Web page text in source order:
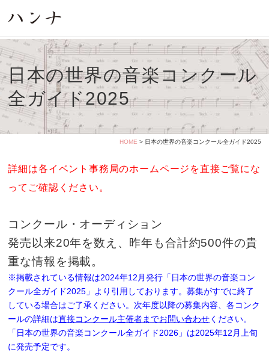
日本の世界の音楽コンクール
全ガイド2025
HOME > 日本の世界の音楽コンクール全ガイド2025
詳細は各イベント事務局のホームページを直接ご覧にな
ってご確認ください。
コンクール・オーディション
発売以来20年を数え、昨年も合計約500件の貴
重な情報を掲載。
※掲載されている情報は2024年12月発行「日本の世界の音楽コン
クール全ガイド2025」より引用しております。募集がすでに終了
している場合はご了承ください。次年度以降の募集内容、各コンク
ールの詳細は直接コンクール主催者までお問い合わせください。
「日本の世界の音楽コンクール全ガイド2026」は2025年12月上旬
に発売予定です。